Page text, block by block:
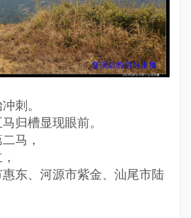
刺。
归槽显现眼前。
马，
东、河源市紫金、汕尾市陆